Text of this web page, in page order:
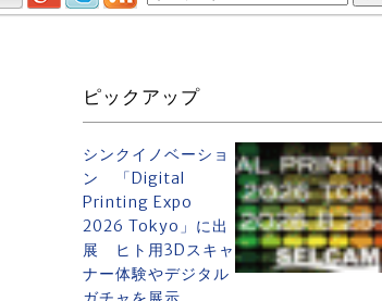
ピックアップ
シンクイノベーショ
ン 「Digital
Printing Expo
2026 Tokyo」に出
展 ヒト用3Dスキャ
ナー体験やデジタル